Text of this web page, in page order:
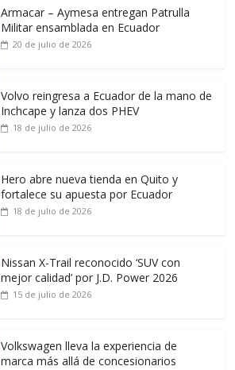
Armacar – Aymesa entregan Patrulla
Militar ensamblada en Ecuador
20 de julio de 2026
Volvo reingresa a Ecuador de la mano de
Inchcape y lanza dos PHEV
18 de julio de 2026
Hero abre nueva tienda en Quito y
fortalece su apuesta por Ecuador
18 de julio de 2026
Nissan X-Trail reconocido ‘SUV con
mejor calidad’ por J.D. Power 2026
15 de julio de 2026
Volkswagen lleva la experiencia de
marca más allá de concesionarios